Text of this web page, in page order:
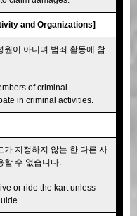
and Organizations]
원이 아니며 범죄 활동에 참
of criminal
in criminal activities.
가 지정하지 않는 한 다른 사
할 수 없습니다.
or ride the kart unless